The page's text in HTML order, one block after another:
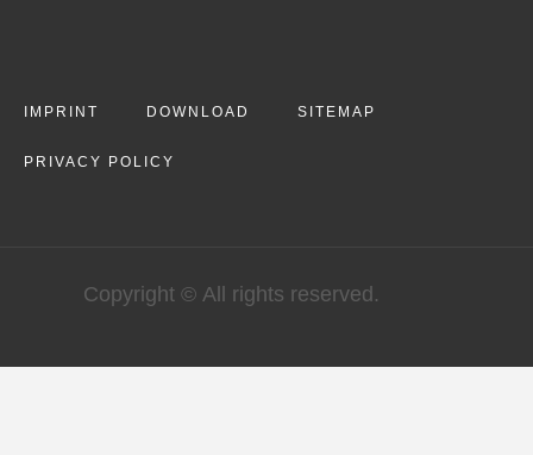
IMPRINT DOWNLOAD SITEMAP
PRIVACY POLICY
Copyright © All rights reserved.